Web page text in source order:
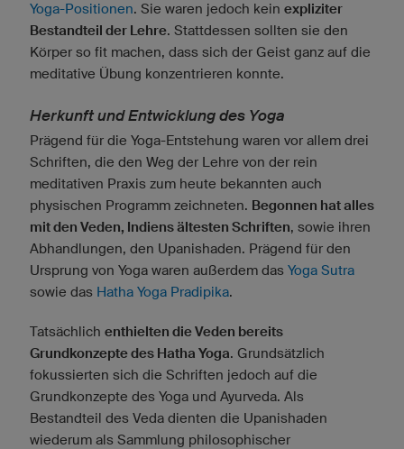
Yoga-Positionen. Sie waren jedoch kein expliziter
Bestandteil der Lehre. Stattdessen sollten sie den
Körper so fit machen, dass sich der Geist ganz auf die
meditative Übung konzentrieren konnte.
Herkunft und Entwicklung des Yoga
Prägend für die Yoga-Entstehung waren vor allem drei
Schriften, die den Weg der Lehre von der rein
meditativen Praxis zum heute bekannten auch
physischen Programm zeichneten. Begonnen hat alles
mit den Veden, Indiens ältesten Schriften, sowie ihren
Abhandlungen, den Upanishaden. Prägend für den
Ursprung von Yoga waren außerdem das Yoga Sutra
sowie das Hatha Yoga Pradipika.
Tatsächlich enthielten die Veden bereits
Grundkonzepte des Hatha Yoga. Grundsätzlich
fokussierten sich die Schriften jedoch auf die
Grundkonzepte des Yoga und Ayurveda. Als
Bestandteil des Veda dienten die Upanishaden
wiederum als Sammlung philosophischer